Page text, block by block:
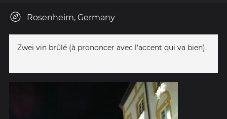
Rosenheim, Germany
Zwei vin brûlé (à prononcer avec l'accent qui va bien).